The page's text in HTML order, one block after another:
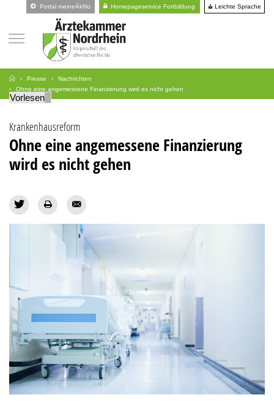
Portal meineÄkNo Homepageservice Fortbildung Leichte Sprache
Presse
Nachrichten
Ohne eine angemessene Finanzierung wird es nicht gehen
Vorlesen
Krankenhausreform
Ohne eine angemessene Finanzierung
wird es nicht gehen